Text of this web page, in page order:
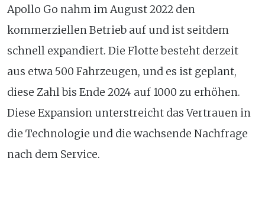
Apollo Go nahm im August 2022 den
kommerziellen Betrieb auf und ist seitdem
schnell expandiert. Die Flotte besteht derzeit
aus etwa 500 Fahrzeugen, und es ist geplant,
diese Zahl bis Ende 2024 auf 1000 zu erhöhen.
Diese Expansion unterstreicht das Vertrauen in
die Technologie und die wachsende Nachfrage
nach dem Service.